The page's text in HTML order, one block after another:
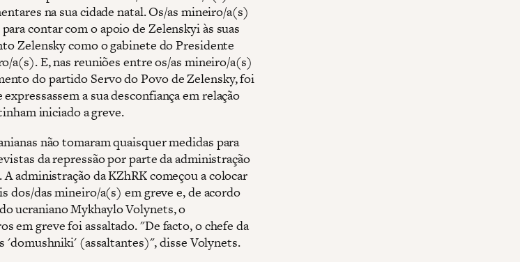
na sua cidade natal. Os/as mineiro/a(s)
contar com o apoio de Zelenskyi às suas
Zelensky como o gabinete do Presidente
a(s). E, nas reuniões entre os/as mineiro/a(s)
do partido Servo do Povo de Zelensky, foi
a sua desconfiança em relação
iniciado a greve.
não tomaram quaisquer medidas para
da repressão por parte da administração
administração da KZhRK começou a colocar
dos/das mineiro/a(s) em greve e, de acordo
ucraniano Mykhaylo Volynets, o
em greve foi assaltado. "De facto, o chefe da
'domushniki' (assaltantes)", disse Volynets.